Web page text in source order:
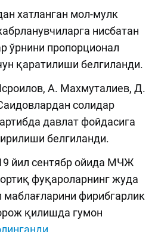
хатланган мол-мулк
нисбатан
ўрнини пропорционал
қаратилиши белгиланди.
А. Махмуталиев, Д.
солидар
давлат фойдасига
белгиланди.
йил сентябр ойида МЧЖ
фуқароларнинг жуда
маблағларини фирибгарлик
қилишда гумон